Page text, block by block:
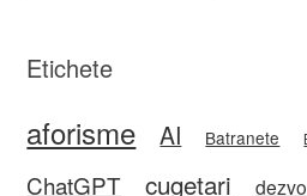
Etichete
aforisme AI Batranete
ChatGPT cugetari